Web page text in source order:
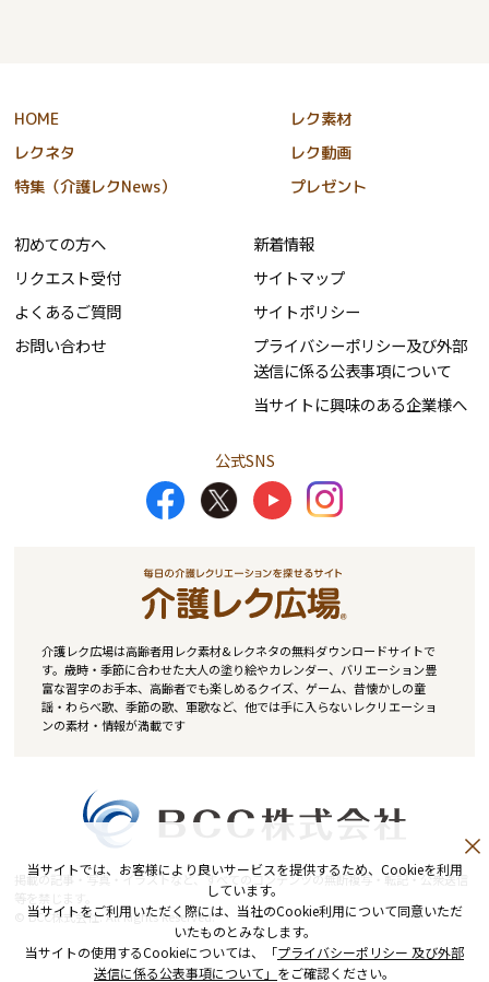
HOME
レク素材
レクネタ
レク動画
特集（介護レクNews）
プレゼント
初めての方へ
リクエスト受付
よくあるご質問
お問い合わせ
新着情報
サイトマップ
サイトポリシー
プライバシーポリシー及び外部
送信に係る公表事項について
当サイトに興味のある企業様へ
公式SNS
介護レク広場は高齢者用レク素材&レクネタの無料ダウンロードサイトで
す。歳時・季節に合わせた大人の塗り絵やカレンダー、バリエーション豊
富な習字のお手本、高齢者でも楽しめるクイズ、ゲーム、昔懐かしの童
謡・わらべ歌、季節の歌、軍歌など、他では手に入らないレクリエーショ
ンの素材・情報が満載です
掲載の記事・写真・イラストなど、すべてのコンテンツの無断複写・転記・公衆送信
© BCC株式会社. All Rights Reserved.
当サイトでは、お客様により良いサービスを提供するため、Cookieを利用
しています。
当サイトをご利用いただく際には、当社のCookie利用について同意いただ
いたものとみなします。
当サイトの使用するCookieについては、「プライバシーポリシー 及び外部
送信に係る公表事項について」 をご確認ください。